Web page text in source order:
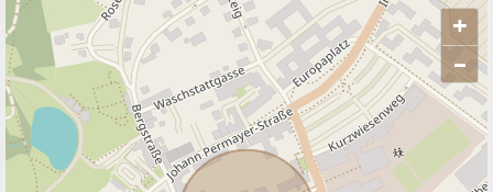
+
–
ANBIETER KONTAKTIEREN